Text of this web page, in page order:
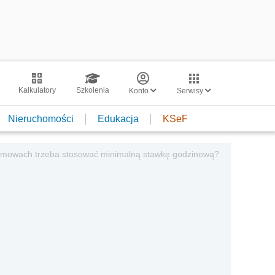
Kalkulatory Szkolenia Konto Serwisy
Nieruchomości Edukacja KSeF
trzeba stosować minimalną stawkę godzinową?